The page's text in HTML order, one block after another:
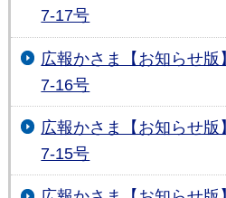
7-17号
広報かさま【お知らせ
7-16号
広報かさま【お知らせ
7-15号